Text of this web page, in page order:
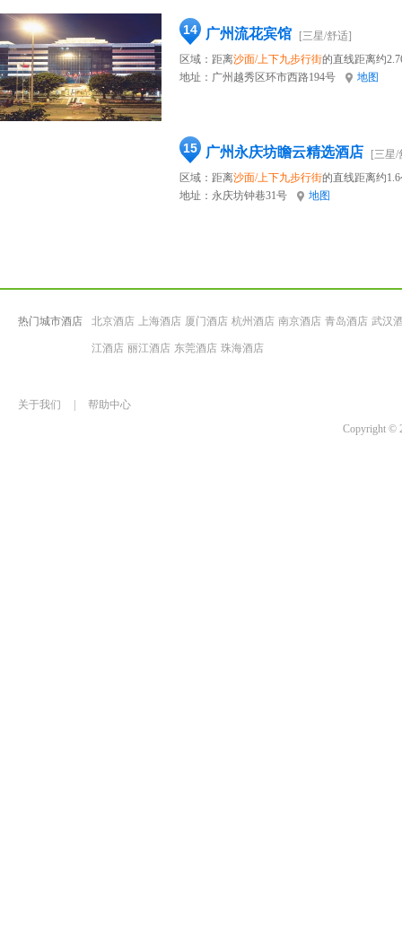
14 广州流花宾馆
[三星/舒适]
区域：距离沙面/上下九步行街的直线距离约
地址： 广州越秀区环市西路194号 地图
15 广州永庆坊瞻云精选酒店
[三星/
区域：距离沙面/上下九步行街的直线距离约
地址： 永庆坊钟巷31号 地图
热门城市酒店 北京酒店 上海酒店 厦门酒店 杭州酒店 南京酒店 青岛酒店 武汉
江酒店 丽江酒店 东莞酒店 珠海酒店
关于我们
帮助中心
Copyright ©